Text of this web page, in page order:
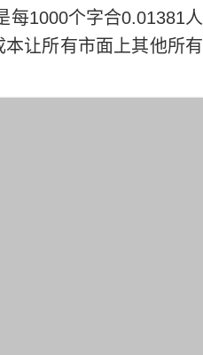
每1000个字合0.01381人
让所有市面上其他所有